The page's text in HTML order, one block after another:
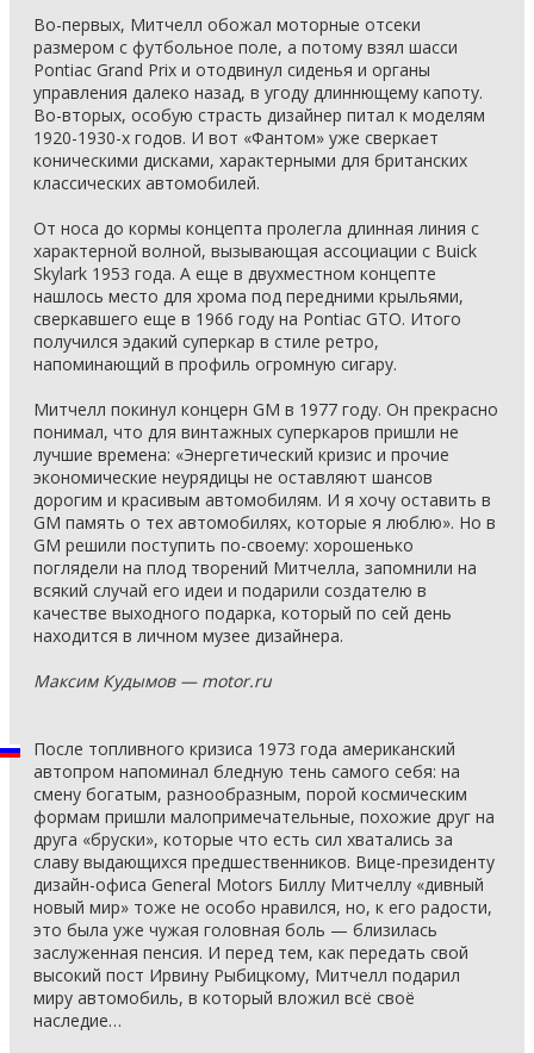
Во-первых, Митчелл обожал моторные отсеки
размером с футбольное поле, а потому взял шасси
Pontiac Grand Prix и отодвинул сиденья и органы
управления далеко назад, в угоду длиннющему капоту.
Во-вторых, особую страсть дизайнер питал к моделям
1920-1930-х годов. И вот «Фантом» уже сверкает
коническими дисками, характерными для британских
классических автомобилей.
От носа до кормы концепта пролегла длинная линия с
характерной волной, вызывающая ассоциации с Buick
Skylark 1953 года. А еще в двухместном концепте
нашлось место для хрома под передними крыльями,
сверкавшего еще в 1966 году на Pontiac GTO. Итого
получился эдакий суперкар в стиле ретро,
напоминающий в профиль огромную сигару.
Митчелл покинул концерн GM в 1977 году. Он прекрасно
понимал, что для винтажных суперкаров пришли не
лучшие времена: «Энергетический кризис и прочие
экономические неурядицы не оставляют шансов
дорогим и красивым автомобилям. И я хочу оставить в
GM память о тех автомобилях, которые я люблю». Но в
GM решили поступить по-своему: хорошенько
поглядели на плод творений Митчелла, запомнили на
всякий случай его идеи и подарили создателю в
качестве выходного подарка, который по сей день
находится в личном музее дизайнера.
Максим Кудымов — motor.ru
После топливного кризиса 1973 года американский
автопром напоминал бледную тень самого себя: на
смену богатым, разнообразным, порой космическим
формам пришли малопримечательные, похожие друг на
друга «бруски», которые что есть сил хватались за
славу выдающихся предшественников. Вице-президенту
дизайн-офиса General Motors Биллу Митчеллу «дивный
новый мир» тоже не особо нравился, но, к его радости,
это была уже чужая головная боль — близилась
заслуженная пенсия. И перед тем, как передать свой
высокий пост Ирвину Рыбицкому, Митчелл подарил
миру автомобиль, в который вложил всё своё
наследие…